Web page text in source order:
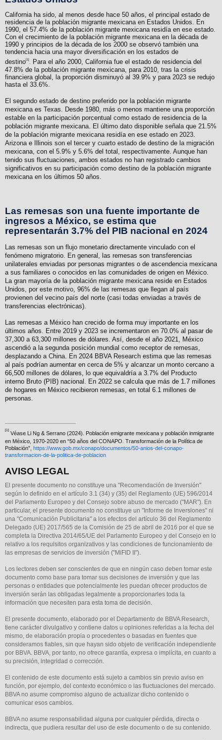
California ha sido, al menos desde hace 50 años, el principal estado de
residencia de la población migrante mexicana en Estados Unidos. En
1990, el 57.4% de la población migrante mexicana residía en ese estado.
Con el crecimiento de la población migrante mexicana en la década de
1990 y principios de la década de los 2000 se observó también una
tendencia hacia una mayor diversificación en los estados de
destino[1]
Para el año 2000, California fue el estado de residencia del
47.8% de la población migrante mexicana, para 2010, tras la crisis
financiera global, la proporción disminuyó al 39.9% y para 2023 se redujo
hasta el 33.6%.
El segundo estado de destino preferido por la población migrante
mexicana es Texas. Desde 1980, más o menos mantiene una proporción
estable en la participación porcentual como estado de residencia de la
población migrante mexicana. El último dato disponible señala que 21.5%
de la población migrante mexicana residía en ese estado en 2023.
Arizona e Illinois son el tercer y cuarto estado de destino de la migración
mexicana, con el 5.9% y 5.6% del total, respectivamente. Aunque han
tenido sus fluctuaciones, ambos estados no han registrado cambios
significativos en su participación como destino de la población migrante
mexicana en los últimos 50 años.
Las remesas son una fuente importante de
ingresos a México, se estima que
representarán 3.7% del PIB nacional en 2024
Las remesas son un flujo monetario directamente vinculado con el
fenómeno migratorio. En general, las remesas son transferencias
unilaterales enviadas por personas migrantes o de ascendencia mexicana
a sus familiares o conocidos en las comunidades de origen en México.
La gran mayoría de la población migrante mexicana reside en Estados
Unidos, por este motivo, 96% de las remesas que llegan al país
provienen del vecino país del norte (casi todas enviadas a través de
transferencias electrónicas).
Las remesas a México han crecido de forma muy importante en los
últimos años. Entre 2019 y 2023 se incrementaron en 70.0% al pasar de
37,300 a 63,300 millones de dólares. Así, desde el año 2021, México
ascendió a la segunda posición mundial como receptor de remesas,
desplazando a China. En 2024 BBVA Research estima que las remesas
al país podrían aumentar en cerca de 5% y alcanzar un monto cercano a
66,500 millones de dólares, lo que equivaldría a 3.7% del Producto
interno Bruto (PIB) nacional. En 2022 se calcula que más de 1.7 millones
de hogares en México recibieron remesas, en total 6.1 millones de
personas.
[1]
Véase Li Ng & Serrano (2024). Población emigrante mexicana y población inmigrante
en México, 1970-2020 en “50 años del CONAPO. Transformación de la Política de
Población”, https://www.gob.mx/conapo/documentos/50-anios-del-conapo-
transformacion-de-la-politica-de-poblacion
AVISO LEGAL
El presente documento no constituye una "Recomendación de Inversión"
según lo definido en el artículo 3.1 (34) y (35) del Reglamento (UE) 596/2014
del Parlamento Europeo y del Consejo sobre abuso de mercado ("MAR"). En
particular, el presente documento no constituye un "Informe de Inversiones" ni
una "Comunicación Publicitaria" a los efectos del artículo 36 del Reglamento
Delegado (UE) 2017/565 de la Comisión de 25 de abril de 2016 por el que se
completa la Directiva 2014/65/UE del Parlamento Europeo y del Consejo en lo
relativo a los requisitos organizativos y las condiciones de funcionamiento de
las empresas de servicios de inversión ("MiFID II").
Los lectores deben ser conscientes de que en ningún caso deben tomar este
documento como base para tomar sus decisiones de inversión y que las
personas o entidades que potencialmente les puedan ofrecer productos de
inversión serán las obligadas legalmente a proporcionarles toda la
información que necesiten para esta toma de decisión.
El presente documento, elaborado por el Departamento de BBVA Research,
tiene carácter divulgativo y contiene datos u opiniones referidas a la fecha del
mismo, de elaboración propia o procedentes o basadas en fuentes que
consideramos fiables, sin que hayan sido objeto de verificación independiente
por BBVA. BBVA, por tanto, no ofrece garantía, expresa o implícita, en cuanto a
su precisión, integridad o corrección.
El contenido de este documento está sujeto a cambios sin previo aviso en
función, por ejemplo, del contexto económico o las fluctuaciones del mercado.
BBVA no asume compromiso alguno de actualizar dicho contenido o
comunicar esos cambios.
BBVA no asume responsabilidad alguna por cualquier pérdida, directa o
indirecta, que pudiera resultar del uso de este documento o de su contenido.